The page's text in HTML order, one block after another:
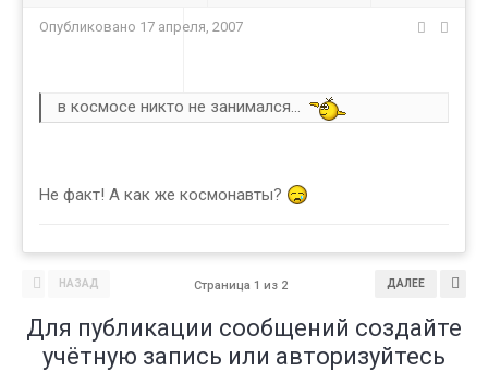
Опубликовано 17 апреля, 2007
в космосе никто не занимался...
Не факт! А как же космонавты?
НАЗАД ДАЛЕЕ
Страница 1 из 2
Для публикации сообщений создайте
учётную запись или авторизуйтесь